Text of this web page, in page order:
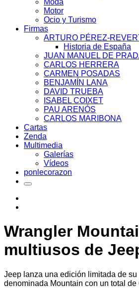
Moda
Motor
Ocio y Turismo
Firmas
ARTURO PÉREZ-
Historia de España
JUAN MANUEL DE
CARLOS HERRERA
CARMEN POSADAS
BENJAMÍN LANA
DAVID TRUEBA
ISABEL COIXET
PAU ARENÓS
CARLOS MARIBONA
Cartas
Zenda
Multimedia
Galerías
Vídeos
ponlecorazon
Wrangler
multiusos de
Jeep lanza una edición limitada de
denominada Mountain con un total de